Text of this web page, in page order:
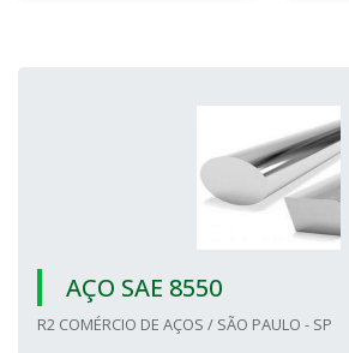
AÇO SAE 8550
R2 COMÉRCIO DE AÇOS / SÃO PAULO - SP